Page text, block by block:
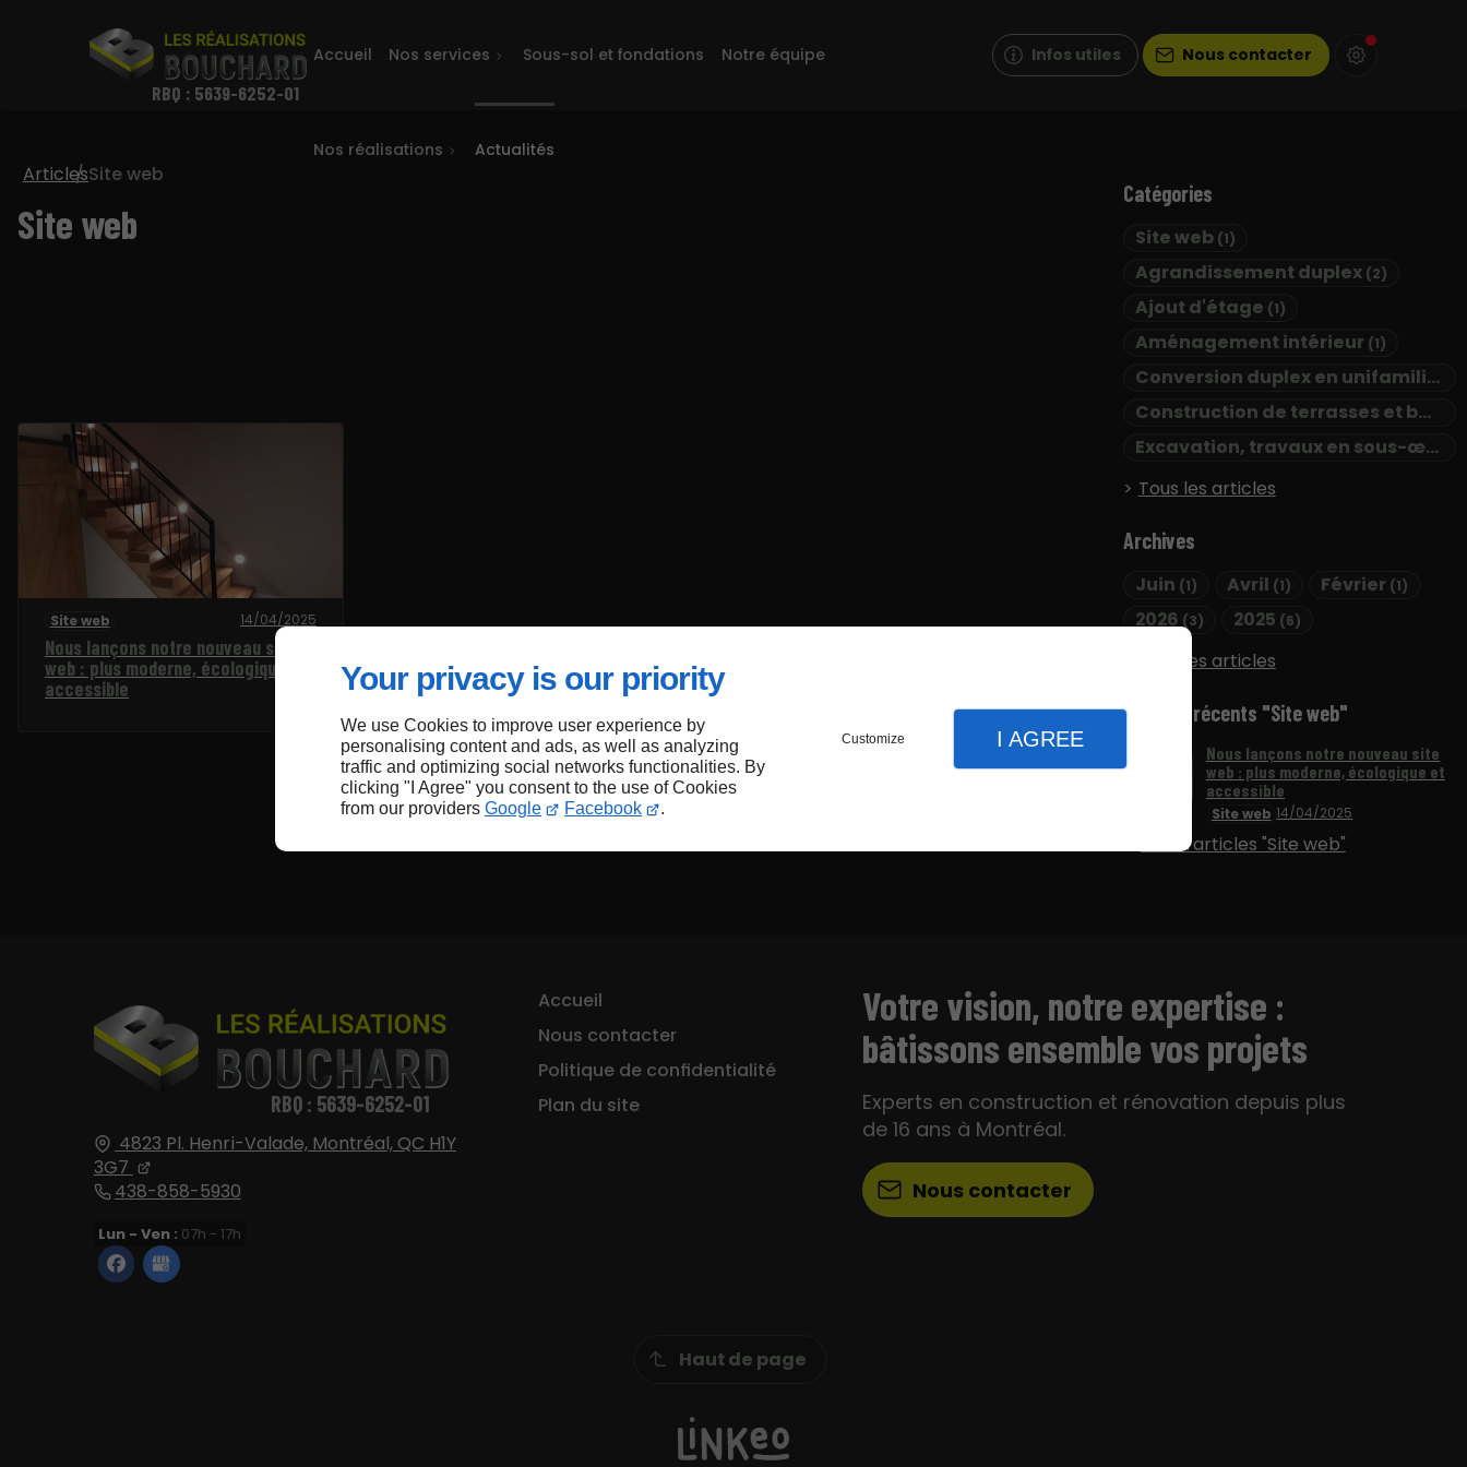
Your privacy is our priority
We use Cookies to improve user experience by
personalising content and ads, as well as analyzing
traffic and optimizing social networks functionalities. By
clicking "I Agree" you consent to the use of Cookies
from our providers Google Facebook .
Customize I AGREE
RBQ : 5639-6252-01
Accueil Nos services Sous-sol et fondations Notre équipe
Nos réalisations Actualités
Infos utiles Nous contacter
Catégories
Site web (1)
Agrandissement duplex (2)
Ajout d'étage (1)
Aménagement intérieur (1)
Conversion duplex en unifamilial
Construction de terrasses et balcons
Excavation, travaux en sous-œuvre, drains français, membrane d'étanchéité et coffrage isolant
Tous les articles
Archives
Juin (1) Avril (1) Février (1)
2026 (3) 2025 (6)
Tous les articles
Articles récents "Site web"
Site web 14/04/2025
Nous lançons notre nouveau site
web : plus moderne, écologique et
accessible
Plus d'articles "Site web"
ArticlesSite web
Site web
Site web 14/04/2025
Nous lançons notre nouveau site
web : plus moderne, écologique et
accessible
RBQ : 5639-6252-01
4823 Pl. Henri-Valade, Montréal, QC H1Y
3G7
438-858-5930
Lun - Ven : 07h - 17h
Accueil
Nous contacter
Politique de confidentialité
Plan du site
Votre vision, notre expertise :
bâtissons ensemble vos projets
Experts en construction et rénovation depuis plus
de 16 ans à Montréal.
Nous contacter
Haut de page